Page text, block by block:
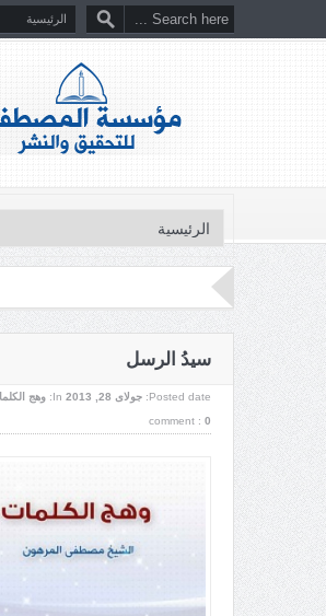
سيدُ الرسل
Posted date: جولای 28, 2013 In: وهج
comment : 0